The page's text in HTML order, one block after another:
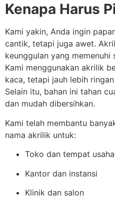
Kenapa Harus
Kami yakin, Anda ingin
cantik, tetapi juga awet.
keunggulan yang
Kami menggunakan akrilik
kaca, tetapi jauh lebih
Selain itu, bahan ini tahan
dan mudah dibersihkan.
Kami telah membantu
nama akrilik untuk:
Toko dan tempat usaha
Kantor dan instansi
Klinik dan salon